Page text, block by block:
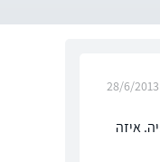
28/6/2013
איזה